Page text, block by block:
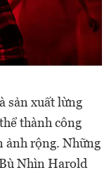
sản xuất lừng
thành công
ảnh rộng. Những
Nhìn Harold